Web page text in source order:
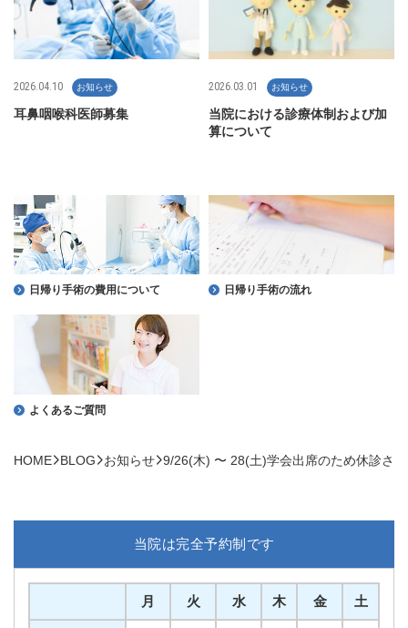
2026.04.10 お知らせ
耳鼻咽喉科医師募集
2026.03.01 お知らせ
当院における診療体制および加
算について
日帰り手術の費用について 日帰り手術の流れ
よくあるご質問
HOME BLOG お知らせ 9/26(木) 〜 28(土)学会出席のため休診さ
当院は完全予約制です
月 火 水 木 金 土